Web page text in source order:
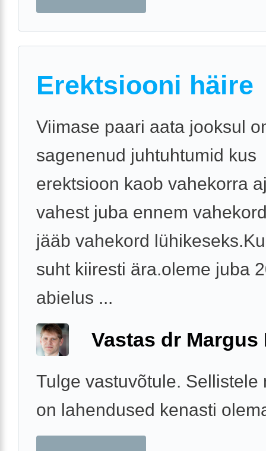
Erektsiooni häire
Viimase paari aata jooksul
sagenenud juhtuhtumid kus
erektsioon kaob vahekorra
vahest juba ennem
jääb vahekord
suht kiiresti ära.oleme juba
abielus ...
Vastas dr Margus
Tulge vastuvõtule. Sellistele
on lahendused kenasti